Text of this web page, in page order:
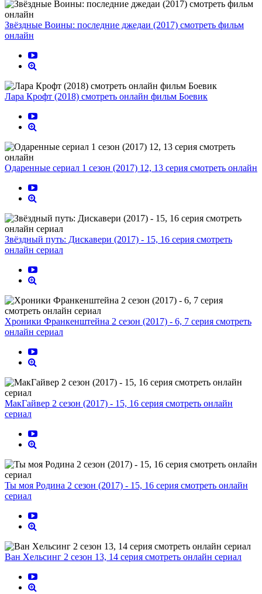
Звёздные Воины: последние джедаи (2017) смотреть фильм
онлайн
Лара Крофт (2018) смотреть онлайн фильм Боевик
Одаренные сериал 1 сезон (2017) 12, 13 серия смотреть онлайн
Звёздный путь: Дискавери (2017) - 15, 16 серия смотреть
онлайн сериал
Хроники Франкенштейна 2 сезон (2017) - 6, 7 серия смотреть
онлайн сериал
МакГайвер 2 сезон (2017) - 15, 16 серия смотреть онлайн
сериал
Ты моя Родина 2 сезон (2017) - 15, 16 серия смотреть онлайн
сериал
Ван Хельсинг 2 сезон 13, 14 серия смотреть онлайн сериал